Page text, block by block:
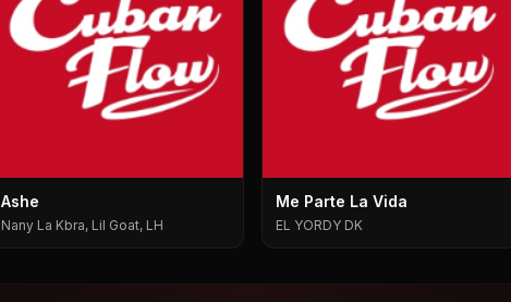
Ashe
Nany La Kbra, Lil Goat, LH
Me Parte La Vida
EL YORDY DK